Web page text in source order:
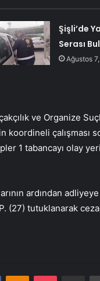
Şişli’de
Serası
Ağustos
ve Organize
çalışması
1 tabancayı olay
ardından
(27) tutuklanarak
VKontakteOdnoklassniki
Pocket E-Posta